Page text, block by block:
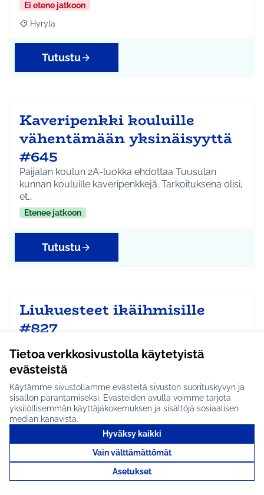
Tietoa verkkosivustolla käytetyistä
evästeistä
Käytämme sivustollamme evästeitä sivuston suorituskyvyn ja
sisällön parantamiseksi. Evästeiden avulla voimme tarjota
yksilöllisemmän käyttäjäkokemuksen ja sisältöjä sosiaalisen
median kanavista.
Hyväksy kaikki
Vain välttämättömät
Asetukset
Ei etene jatkoon
Rajaa tulokset aihepiirin mukaan: Hyrylä
Hyrylä
Tutustu
Kaveripenkki kouluille
vähentämään yksinäisyyttä
#645
Paijalan koulun 2A-luokka ehdottaa Tuusulan
kunnan kouluille kaveripenkkejä. Tarkoituksena olisi,
et…
Etenee jatkoon
Tutustu
Liukuesteet ikäihmisille
#827
lisäämiseksi. Idea jätetty ideapajassa 19.11.201…
Etenee jatkoon
Rajaa tulokset aihepiirin mukaan: Koko Tuusula
Koko Tuusula
Tutustu
Frozen liukumäki / Frozen